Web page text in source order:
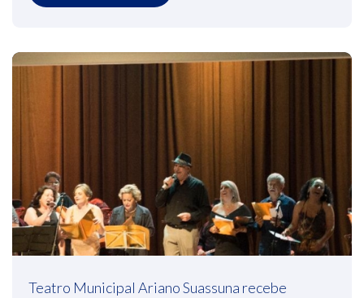
Teatro Municipal Ariano Suassuna recebe